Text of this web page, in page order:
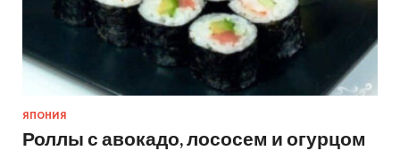
ЯПОНИЯ
Роллы с авокадо, лососем и огурцом